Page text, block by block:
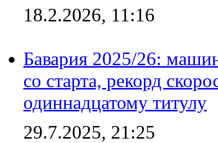
18.2.2026, 11:16
Бавария 2025/26:
со старта, рекорд
одиннадцатому титулу
29.7.2025, 21:25